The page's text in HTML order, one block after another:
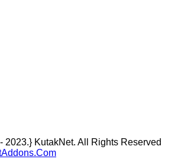
2023.} KutakNet. All Rights Reserved